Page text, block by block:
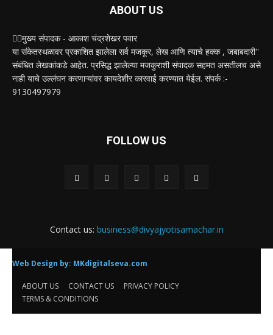
ABOUT US
✍🏻मुख्य संपादक - आकाश चंद्रशेखर पवार
या संकेतस्थळावर प्रकाशित झालेला सर्व मजकूर, लेख आणि त्याचे हक्क , जबाबदारी''
संबंधित लेखकांकडे आहेत. प्रसिद्ध झालेल्या मजकुराशी संपादक सहमत असतीलच असे
नाही याचे उल्लंघन करणाऱ्यांवर कायदेशीर कारवाई करण्यात येईल. संपर्क :-
9130497979
FOLLOW US
Contact us: business@divyajyotisamachar.in
Web Design by: MKdigitalseva.com
ABOUT US CONTACT US
PRIVACY POLICY
TERMS & CONDITIONS